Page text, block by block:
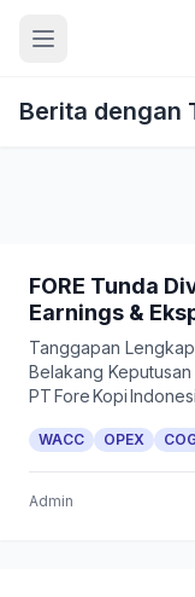
Berita dengan
FORE Tunda
Earnings &
Tanggapan
Belakang
PT Fore Kopi
WACC OPEX
Admin